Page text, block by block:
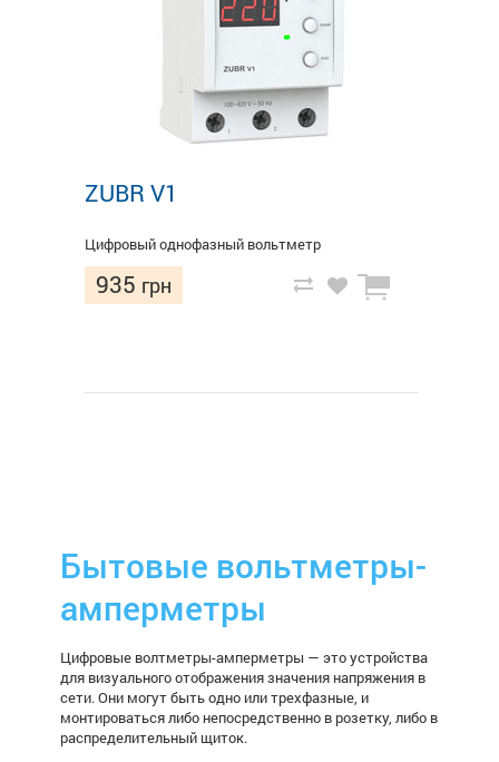
ZUBR V1
Цифровый однофазный вольтметр
935 грн
Бытовые вольтметры-
амперметры
Цифровые волтметры-амперметры — это устройства
для визуального отображения значения напряжения в
сети. Они могут быть одно или трехфазные, и
монтироваться либо непосредственно в розетку, либо в
распределительный щиток.